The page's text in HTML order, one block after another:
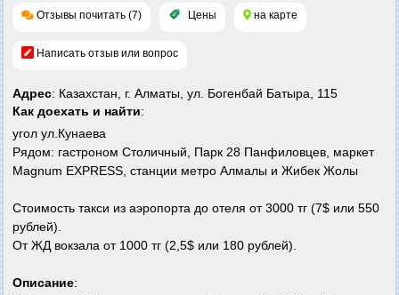
Отзывы почитать (7) Цены на карте
Написать отзыв или вопрос
Адрес: Казахстан, г. Алматы, ул. Богенбай Батыра, 115
Как доехать и найти:
угол ул.Кунаева
Рядом: гастроном Столичный, Парк 28 Панфиловцев, маркет
Magnum EXPRESS, станции метро Алмалы и Жибек Жолы
Стоимость такси из аэропорта до отеля от 3000 тг (7$ или 550
рублей).
От ЖД вокзала от 1000 тг (2,5$ или 180 рублей).
Описание: